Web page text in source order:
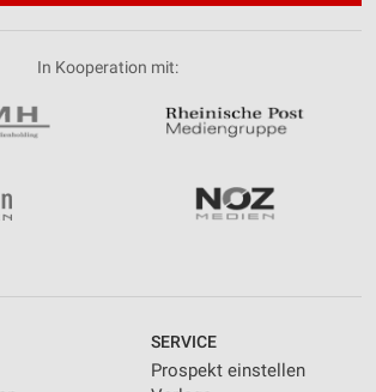
In Kooperation mit:
SERVICE
Prospekt einstellen